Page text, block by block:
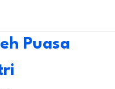
Puasa